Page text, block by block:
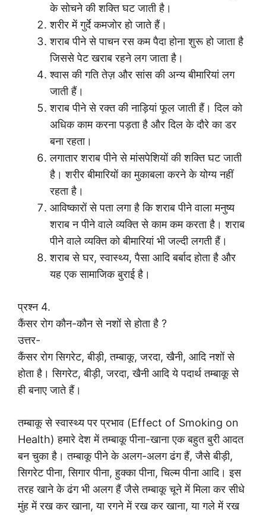
के सोचने की शक्ति घट जाती है।
शरीर में गुर्दे कमजोर हो जाते हैं।
शराब पीने से पाचन रस कम पैदा होना शुरू हो जाता है
जिससे पेट खराब रहने लग जाता है।
श्वास की गति तेज़ और सांस की अन्य बीमारियां लग
जाती हैं।
शराब पीने से रक्त की नाड़ियां फूल जाती हैं। दिल को
अधिक काम करना पड़ता है और दिल के दौरे का डर
बना रहता।
लगातार शराब पीने से मांसपेशियों की शक्ति घट जाती
है। शरीर बीमारियों का मुकाबला करने के योग्य नहीं
रहता है।
आविष्कारों से पता लगा है कि शराब पीने वाला मनुष्य
शराब न पीने वाले व्यक्ति से काम कम करता है। शराब
पीने वाले व्यक्ति को बीमारियां भी जल्दी लगती हैं।
शराब से घर, स्वास्थ्य, पैसा आदि बर्बाद होता है और
यह एक सामाजिक बुराई है।
प्रश्न 4.
कैंसर रोग कौन-कौन से नशों से होता है ?
उत्तर-
कैंसर रोग सिगरेट, बीड़ी, तम्बाकू, जरदा, खैनी, आदि नशों से
होता है। सिगरेट, बीड़ी, जरदा, खैनी आदि ये पदार्थ तम्बाकू से
ही बनाए जाते हैं।
तम्बाकू से स्वास्थ्य पर प्रभाव (Effect of Smoking on
Health) हमारे देश में तम्बाकू पीना-खाना एक बहुत बुरी आदत
बन चुका है। तम्बाकू पीने के अलग-अलग ढंग हैं, जैसे बीड़ी,
सिगरेट पीना, सिगार पीना, हुक्का पीना, चिल्म पीना आदि। इस
तरह खाने के ढंग भी अलग हैं जैसे तम्बाकू चूने में मिला कर सीधे
मुंह में रख कर खाना, या रगने में रख कर खाना, या गले में रख